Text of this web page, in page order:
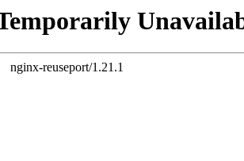
nginx-reuseport/1.21.1